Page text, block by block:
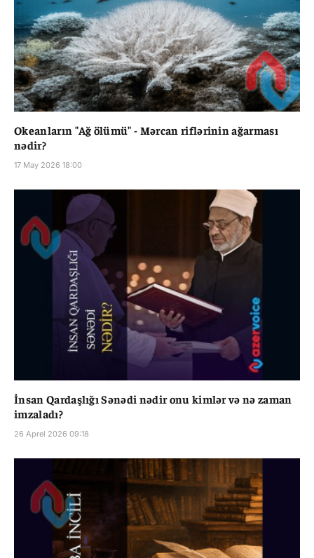
Okeanların "Ağ ölümü" - Mərcan riflərinin ağarması
nədir?
17 May 2026 18:00
İnsan Qardaşlığı Sənədi nədir onu kimlər və nə zaman
imzaladı?
26 Aprel 2026 09:18